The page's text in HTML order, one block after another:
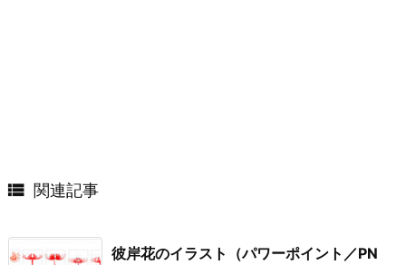
 関連記事
彼岸花のイラスト（パワーポイント／PN